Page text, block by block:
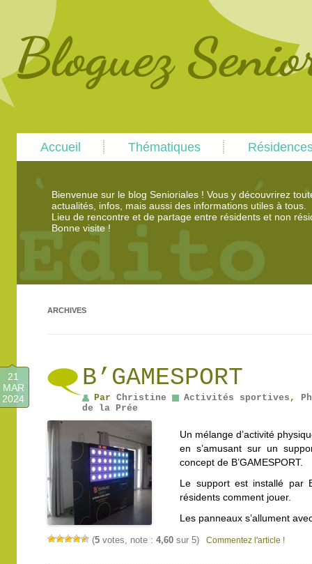
menu
primary
secondary
Accueil Thématiques
Bienvenue sur le blog Senioriales ! Vous y découvrirez
actualités, infos, mais aussi des informations utiles à tous.
Lieu de rencontre et de partage entre résidents et non
Bonne visite !
ARCHIVES
B’GAMESPORT
21
MAR
2024
Par Christine Activités sportives ,
de la Prée
Un mélange d’activité
en s’amusant sur un
concept de B’GAMESPORT.
Le support est installé par
résidents comment jouer.
Les panneaux s’allument
(5 votes, note : 4,60 sur 5) Commentez l'article !